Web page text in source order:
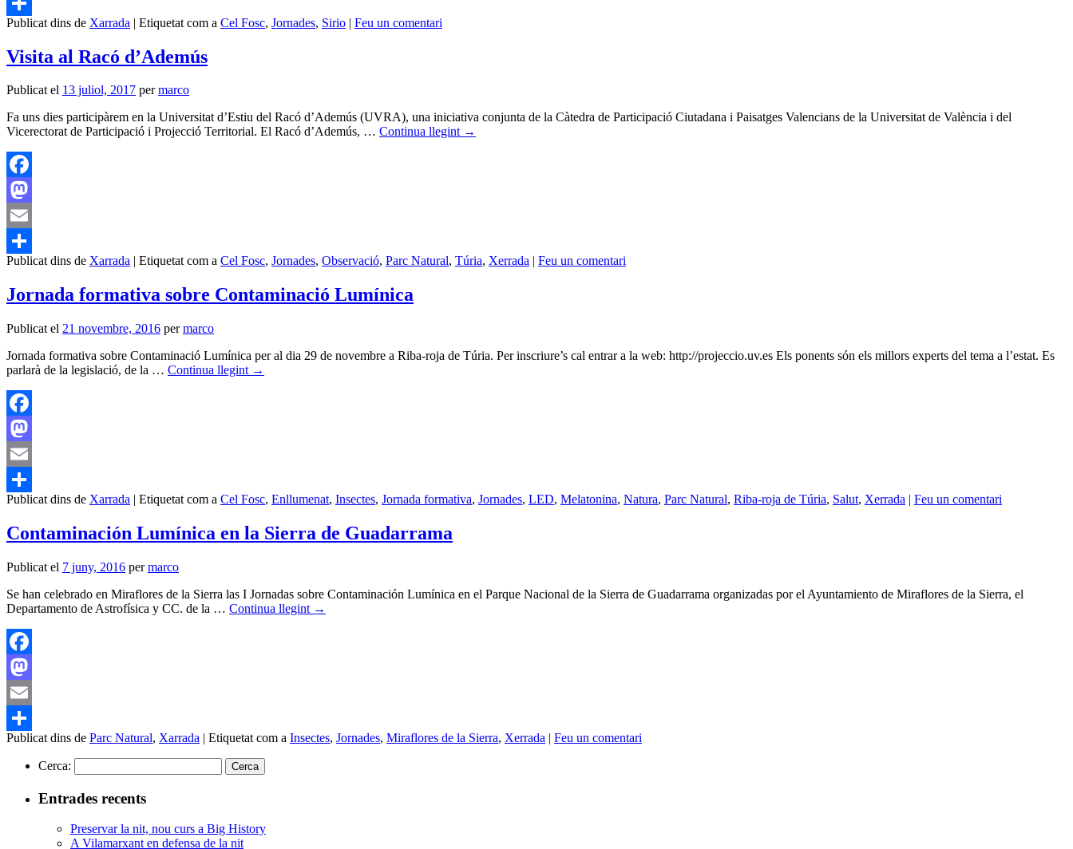
Comparteix
Publicat dins de Xarrada | Etiquetat com a Cel Fosc, Jornades, Sirio | Feu un comentari
Visita al Racó d’Ademús
Publicat el 13 juliol, 2017 per marco
Fa uns dies participàrem en la Universitat d’Estiu del Racó d’Ademús (UVRA), una iniciativa conjunta de la Càtedra de Participació Ciutadana i Paisatges Valencians de la Universitat de València i del
Vicerectorat de Participació i Projecció Territorial. El Racó d’Ademús, … Continua llegint →
Facebook
Mastodon
Email
Comparteix
Publicat dins de Xarrada | Etiquetat com a Cel Fosc, Jornades, Observació, Parc Natural, Túria, Xerrada | Feu un comentari
Jornada formativa sobre Contaminació Lumínica
Publicat el 21 novembre, 2016 per marco
Jornada formativa sobre Contaminació Lumínica per al dia 29 de novembre a Riba-roja de Túria. Per inscriure’s cal entrar a la web: http://projeccio.uv.es Els ponents són els millors experts del tema a l’estat. Es
parlarà de la legislació, de la … Continua llegint →
Facebook
Mastodon
Email
Comparteix
Publicat dins de Xarrada | Etiquetat com a Cel Fosc, Enllumenat, Insectes, Jornada formativa, Jornades, LED, Melatonina, Natura, Parc Natural, Riba-roja de Túria, Salut, Xerrada | Feu un comentari
Contaminación Lumínica en la Sierra de Guadarrama
Publicat el 7 juny, 2016 per marco
Se han celebrado en Miraflores de la Sierra las I Jornadas sobre Contaminación Lumínica en el Parque Nacional de la Sierra de Guadarrama organizadas por el Ayuntamiento de Miraflores de la Sierra, el
Departamento de Astrofísica y CC. de la … Continua llegint →
Facebook
Mastodon
Email
Comparteix
Publicat dins de Parc Natural, Xarrada | Etiquetat com a Insectes, Jornades, Miraflores de la Sierra, Xerrada | Feu un comentari
Cerca:
Entrades recents
Preservar la nit, nou curs a Big History
A Vilamarxant en defensa de la nit